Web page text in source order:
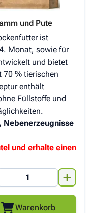
und Pute
ist
Monat, sowie für
und bietet
70 % tierischen
enthält
Füllstoffe und
Nebenerzeugnisse
und erhalte einen
Warenkorb